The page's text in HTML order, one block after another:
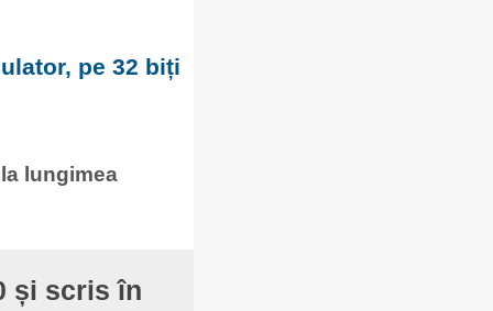
pe 32 biți
lungimea
și scris în